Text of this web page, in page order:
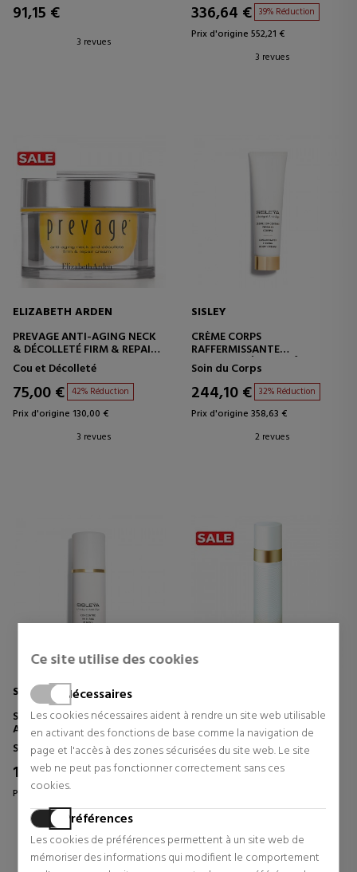
Ce site utilise des cookies
Nécessaires
Les cookies nécessaires aident à rendre un site web utilisable
en activant des fonctions de base comme la navigation de
page et l'accès à des zones sécurisées du site web. Le site
web ne peut pas fonctionner correctement sans ces
cookies.
Préférences
Les cookies de préférences permettent à un site web de
mémoriser des informations qui modifient le comportement
91,15 €
3 revues
336,64 € 39% Réduction
Prix d'origine 552,21 €
3 revues
ELIZABETH ARDEN
PREVAGE ANTI-AGING NECK
& DÉCOLLETÉ FIRM & REPAIR
CREAM
CRÈME ANTI-ÂGE -
RAFFERMISSANTE -
RÉPARATRICE
Cou et Décolleté
75,00 € 42% Réduction
Prix d'origine 130,00 €
3 revues
SISLEY
CRÈME CORPS
RAFFERMISSANTE
CONCENTRÉE ANTI-ÂGE
SISLEYA L'INTÉGRALE
CRÈME RAFFERMISSANTE
POUR LE CORPS
Soin du Corps
244,10 € 32% Réduction
Prix d'origine 358,63 €
2 revues
SISLEY
SISLEYA L'INTEGRAL ANTI-
AGE CONCENTRATE HAND
CARE
CRÈME MAINS ANTI-ÂGE
Soin des mains
105,40 € 35% Réduction
Prix d'origine 162,33 €
1 revues
ABSOLUTE SILK MICRO
MOUSSE TREATMENT
MOUSSE DE SOIN ANTI-ÂGE
Soin visage
132,43 € 37% Réduction